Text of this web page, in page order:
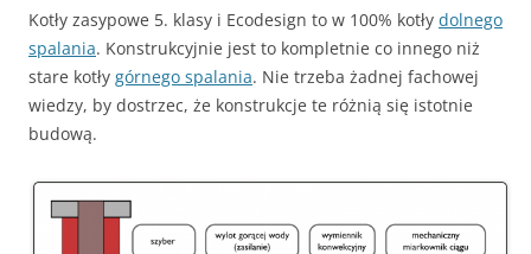
Kotły zasypowe 5. klasy i Ecodesign to w 100% kotły dolnego
spalania. Konstrukcyjnie jest to kompletnie co innego niż
stare kotły górnego spalania. Nie trzeba żadnej fachowej
wiedzy, by dostrzec, że konstrukcje te różnią się istotnie
budową.